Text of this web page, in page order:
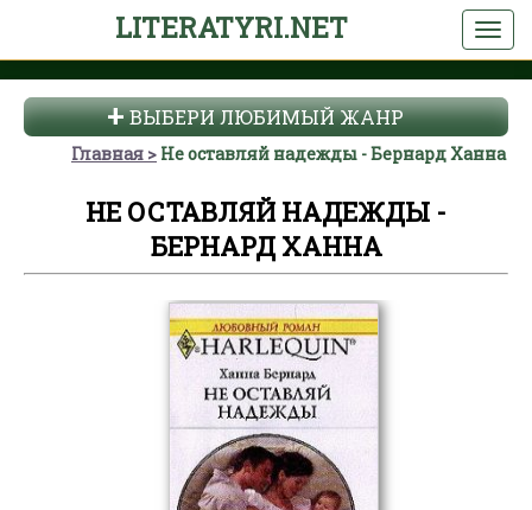
LITERATYRI.NET
ВЫБЕРИ ЛЮБИМЫЙ ЖАНР
Главная Не оставляй надежды - Бернард Ханна
НЕ ОСТАВЛЯЙ НАДЕЖДЫ -
БЕРНАРД ХАННА